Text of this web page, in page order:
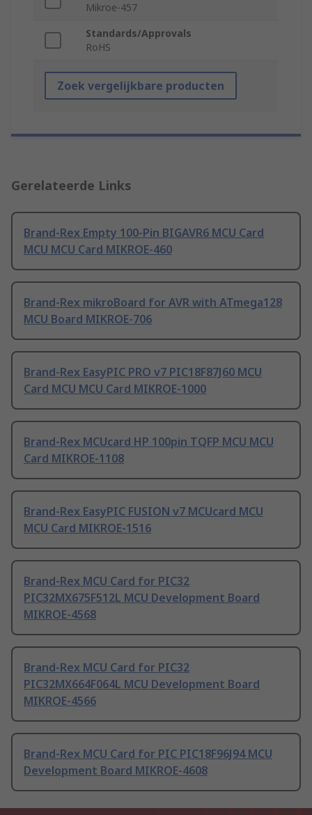
Mikroe-457
Standards/Approvals
RoHS
Zoek vergelijkbare producten
Gerelateerde Links
Brand-Rex Empty 100-Pin BIGAVR6 MCU Card
MCU MCU Card MIKROE-460
Brand-Rex mikroBoard for AVR with ATmega128
MCU Board MIKROE-706
Brand-Rex EasyPIC PRO v7 PIC18F87J60 MCU
Card MCU MCU Card MIKROE-1000
Brand-Rex MCUcard HP 100pin TQFP MCU MCU
Card MIKROE-1108
Brand-Rex EasyPIC FUSION v7 MCUcard MCU
MCU Card MIKROE-1516
Brand-Rex MCU Card for PIC32
PIC32MX675F512L MCU Development Board
MIKROE-4568
Brand-Rex MCU Card for PIC32
PIC32MX664F064L MCU Development Board
MIKROE-4566
Brand-Rex MCU Card for PIC PIC18F96J94 MCU
Development Board MIKROE-4608